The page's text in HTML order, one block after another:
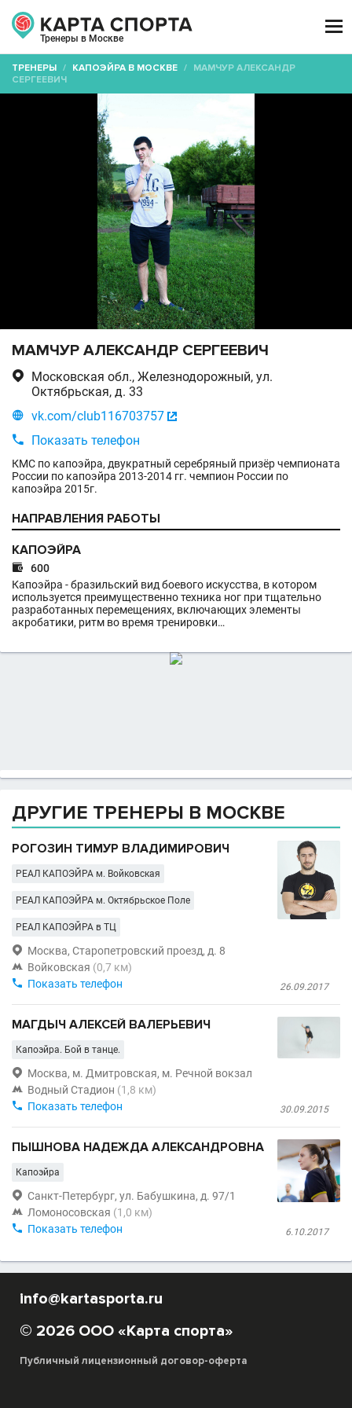
Тренеры в Москве

ТРЕНЕРЫ / КАПОЭЙРА В МОСКВЕ / МАМЧУР АЛЕКСАНДР
СЕРГЕЕВИЧ
МАМЧУР АЛЕКСАНДР СЕРГЕЕВИЧ

Московская обл., Железнодорожный, ул.
Октябрьская, д. 33
 vk.com/club116703757 

Показать телефон
КМС по капоэйра, двукратный серебряный призёр чемпионата
России по капоэйра 2013-2014 гг. чемпион России по
капоэйра 2015г.
НАПРАВЛЕНИЯ РАБОТЫ
КАПОЭЙРА

600
Капоэйра - бразильский вид боевого искусства, в котором
используется преимущественно техника ног при тщательно
разработанных перемещениях, включающих элементы
акробатики, ритм во время тренировки…
ДРУГИЕ ТРЕНЕРЫ В МОСКВЕ
РОГОЗИН ТИМУР ВЛАДИМИРОВИЧ
РЕАЛ КАПОЭЙРА м. Войковская
РЕАЛ КАПОЭЙРА м. Октябрьское Поле
РЕАЛ КАПОЭЙРА в ТЦ
 Москва, Старопетровский проезд, д. 8
 Войковская (0,7 км)
26.09.2017
 Показать телефон
МАГДЫЧ АЛЕКСЕЙ ВАЛЕРЬЕВИЧ
Капоэйра. Бой в танце.
 Москва, м. Дмитровская, м. Речной вокзал
 Водный Стадион (1,8 км)
30.09.2015
 Показать телефон
ПЫШНОВА НАДЕЖДА АЛЕКСАНДРОВНА
Капоэйра
 Санкт-Петербург, ул. Бабушкина, д. 97/1
 Ломоносовская (1,0 км)
6.10.2017
 Показать телефон
info@kartasporta.ru
© 2026 ООО «Карта спорта»
Публичный лицензионный договор-оферта